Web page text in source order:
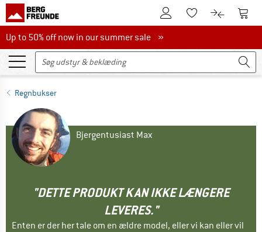
Til kundekontoenTil huskesedlen.
Til Til
Up to 50% off now in our summer sale
Up to 50% off now in our summer sale »
Regnbukser
Bjergentusiast Max
"DETTE PRODUKT KAN IKKE LÆNGERE
LEVERES."
Enten er der her tale om en ældre model, eller vi kan eller vil